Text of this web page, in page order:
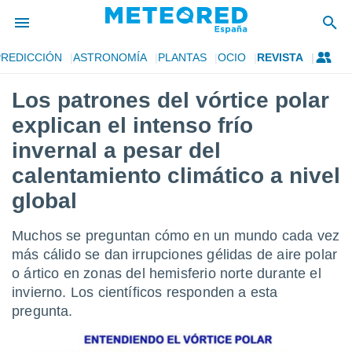
de
por
para
la
que se
calidad.
a este
las
y
forma
digital
ASTRONOMÍA PLANTAS OCIO REVISTA
Los patrones del vórtice polar
explican el intenso frío
invernal a pesar del
calentamiento climático a nivel
global
Muchos se preguntan cómo en un mundo cada vez
más cálido se dan irrupciones gélidas de aire polar
o ártico en zonas del hemisferio norte durante el
invierno. Los científicos responden a esta
pregunta.